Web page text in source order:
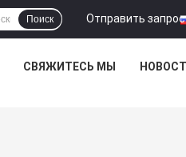
Отправить запрос
Поиск
СВЯЖИТЕСЬ МЫ